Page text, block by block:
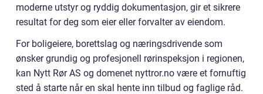
moderne utstyr og ryddig dokumentasjon, gir et sikrere
resultat for deg som eier eller forvalter av eiendom.
For boligeiere, borettslag og næringsdrivende som
ønsker grundig og profesjonell rørinspeksjon i regionen,
kan Nytt Rør AS og domenet nyttror.no være et fornuftig
sted å starte når en skal hente inn tilbud og faglige råd.